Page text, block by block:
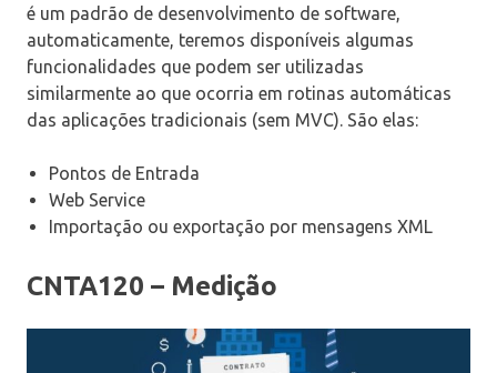
é um padrão de desenvolvimento de software,
automaticamente, teremos disponíveis algumas
funcionalidades que podem ser utilizadas
similarmente ao que ocorria em rotinas automáticas
das aplicações tradicionais (sem MVC). São elas:
Pontos de Entrada
Web Service
Importação ou exportação por mensagens XML
CNTA120 – Medição